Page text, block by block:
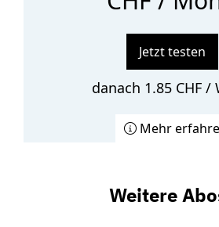
Jetzt testen
danach 1.85 CHF /
Mehr
Weitere